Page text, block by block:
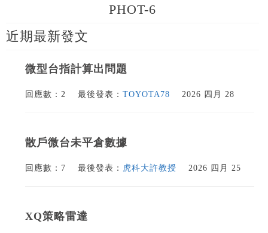
PHOT-6
近期最新發文
微型台指計算出問題
回應數：2 最後發表： TOYOTA78 2026 四月 28
散戶微台未平倉數據
回應數：7 最後發表： 虎科大許教授 2026 四月 25
XQ策略雷達